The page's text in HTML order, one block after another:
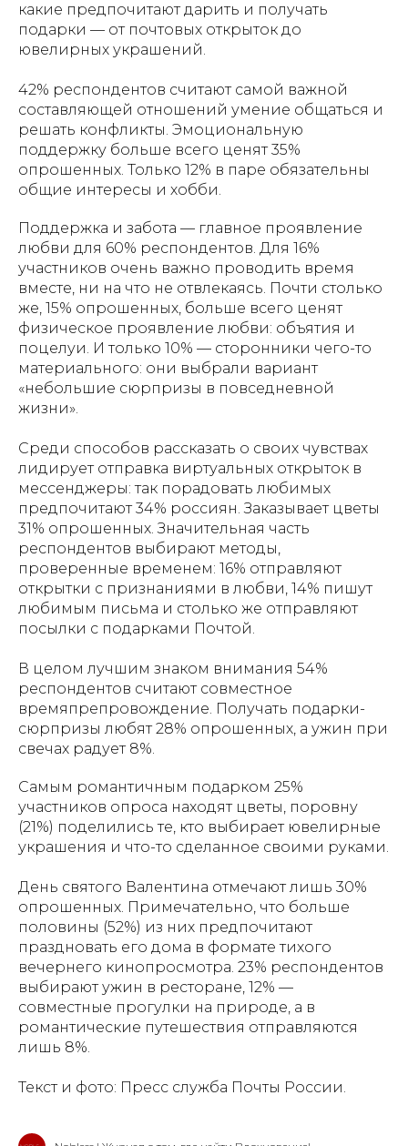
какие предпочитают дарить и получать
подарки — от почтовых открыток до
ювелирных украшений.
42% респондентов считают самой важной
составляющей отношений умение общаться и
решать конфликты. Эмоциональную
поддержку больше всего ценят 35%
опрошенных. Только 12% в паре обязательны
общие интересы и хобби.
Поддержка и забота — главное проявление
любви для 60% респондентов. Для 16%
участников очень важно проводить время
вместе, ни на что не отвлекаясь. Почти столько
же, 15% опрошенных, больше всего ценят
физическое проявление любви: объятия и
поцелуи. И только 10% — сторонники чего-то
материального: они выбрали вариант
«небольшие сюрпризы в повседневной
жизни».
Среди способов рассказать о своих чувствах
лидирует отправка виртуальных открыток в
мессенджеры: так порадовать любимых
предпочитают 34% россиян. Заказывает цветы
31% опрошенных. Значительная часть
респондентов выбирают методы,
проверенные временем: 16% отправляют
открытки с признаниями в любви, 14% пишут
любимым письма и столько же отправляют
посылки с подарками Почтой.
В целом лучшим знаком внимания 54%
респондентов считают совместное
времяпрепровождение. Получать подарки-
сюрпризы любят 28% опрошенных, а ужин при
свечах радует 8%.
Самым романтичным подарком 25%
участников опроса находят цветы, поровну
(21%) поделились те, кто выбирает ювелирные
украшения и что-то сделанное своими руками.
День святого Валентина отмечают лишь 30%
опрошенных. Примечательно, что больше
половины (52%) из них предпочитают
праздновать его дома в формате тихого
вечернего кинопросмотра. 23% респондентов
выбирают ужин в ресторане, 12% —
совместные прогулки на природе, а в
романтические путешествия отправляются
лишь 8%.
Текст и фото: Пресс служба Почты России.